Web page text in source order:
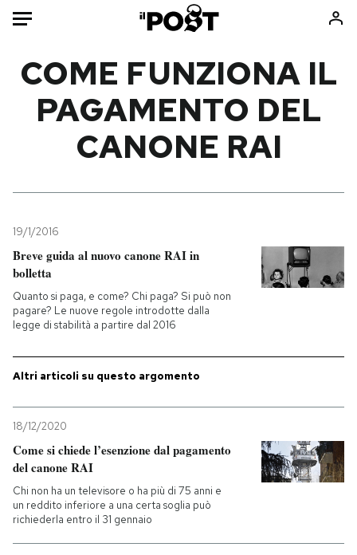
HOME
Mondo
Internet
Scienza
Cultura
Economia
Sport
Moda
Libri
Altrecose
Mondiali calcio 2026
I MIEI PREFERITI
SHOP
COME FUNZIONA IL
PAGAMENTO DEL
CANONE RAI
19/1/2016
Breve guida al nuovo canone RAI in
bolletta
Quanto si paga, e come? Chi paga? Si può non
pagare? Le nuove regole introdotte dalla
legge di stabilità a partire dal 2016
Altri articoli su questo argomento
18/12/2020
Come si chiede l’esenzione dal pagamento
del canone RAI
Chi non ha un televisore o ha più di 75 anni e
un reddito inferiore a una certa soglia può
richiederla entro il 31 gennaio